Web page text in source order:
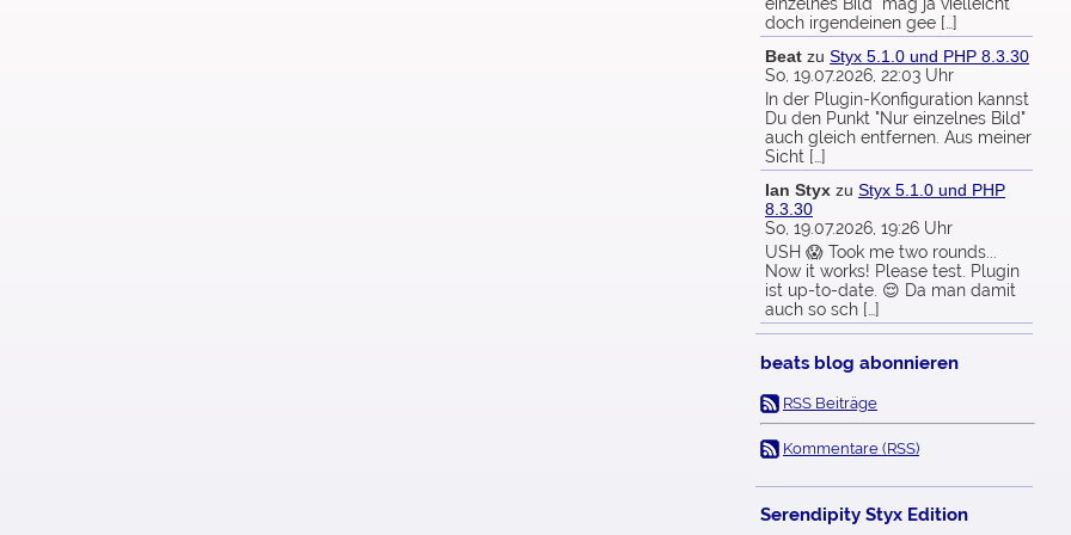
doch irgendeinen gee […]
Beat zu Styx 5.1.0 und PHP 8.3.30
So, 19.07.2026, 22:03 Uhr
In der Plugin-Konfiguration kannst
Du den Punkt "Nur einzelnes Bild"
auch gleich entfernen. Aus meiner
Sicht […]
Ian Styx zu Styx 5.1.0 und PHP
8.3.30
So, 19.07.2026, 19:26 Uhr
USH 😱 Took me two rounds...
Now it works! Please test. Plugin
ist up-to-date. 😌 Da man damit
auch so sch […]
beats blog abonnieren
RSS Beiträge
Kommentare (RSS)
Serendipity Styx Edition